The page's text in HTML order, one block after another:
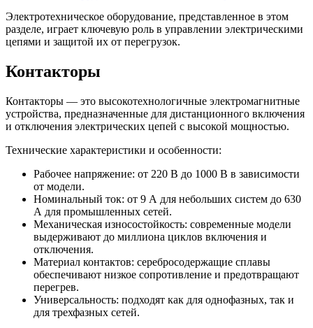
Электротехническое оборудование, представленное в этом
разделе, играет ключевую роль в управлении электрическими
цепями и защитой их от перегрузок.
Контакторы
Контакторы — это высокотехнологичные электромагнитные
устройства, предназначенные для дистанционного включения
и отключения электрических цепей с высокой мощностью.
Технические характеристики и особенности:
Рабочее напряжение: от 220 В до 1000 В в зависимости
от модели.
Номинальный ток: от 9 А для небольших систем до 630
А для промышленных сетей.
Механическая износостойкость: современные модели
выдерживают до миллиона циклов включения и
отключения.
Материал контактов: серебросодержащие сплавы
обеспечивают низкое сопротивление и предотвращают
перегрев.
Универсальность: подходят как для однофазных, так и
для трехфазных сетей.